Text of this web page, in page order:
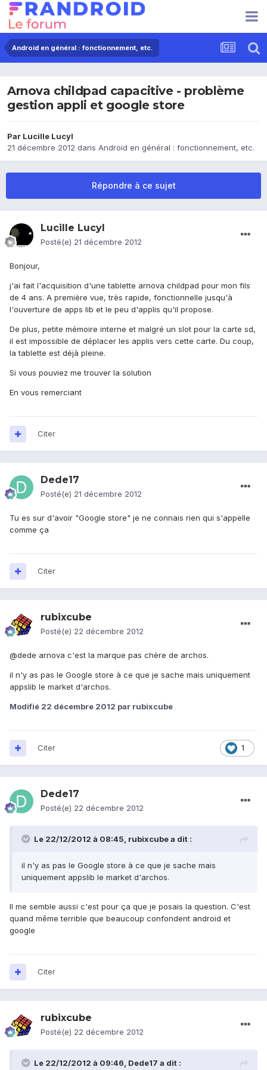
Android en général : fonctionnement, etc.
Arnova childpad capacitive - problème
gestion appli et google store
Par Lucille Lucyl
21 décembre 2012 dans Android en général : fonctionnement, etc.
Répondre à ce sujet
Lucille Lucyl
Posté(e) 21 décembre 2012
Bonjour,
j'ai fait l'acquisition d'une tablette arnova childpad pour mon fils
de 4 ans. A première vue, très rapide, fonctionnelle jusqu'à
l'ouverture de apps lib et le peu d'applis qu'il propose.
De plus, petite mémoire interne et malgré un slot pour la carte sd,
il est impossible de déplacer les applis vers cette carte. Du coup,
la tablette est déjà pleine.
Si vous pouviez me trouver la solution
En vous remerciant
Citer
Dede17
Posté(e) 21 décembre 2012
Tu es sur d'avoir "Google store" je ne connais rien qui s'appelle
comme ça
Citer
rubixcube
Posté(e) 22 décembre 2012
@dede arnova c'est la marque pas chère de archos.
il n'y as pas le Google store à ce que je sache mais uniquement
appslib le market d'archos.
Modifié 22 décembre 2012 par rubixcube
1
Citer
Dede17
Posté(e) 22 décembre 2012
Le 22/12/2012 à 08:45, rubixcube a dit :
il n'y as pas le Google store à ce que je sache mais
uniquement appslib le market d'archos.
Il me semble aussi c'est pour ça que je posais la question. C'est
quand même terrible que beaucoup confondent android et
google
Citer
rubixcube
Posté(e) 22 décembre 2012
Le 22/12/2012 à 09:46, Dede17 a dit :